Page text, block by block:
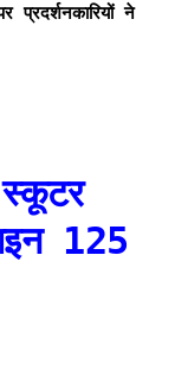
प्रदर्शनकारियों ने
125